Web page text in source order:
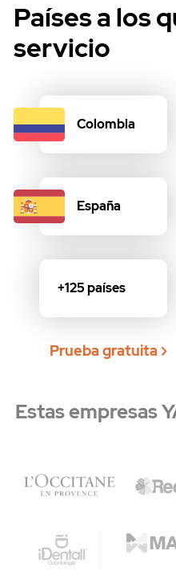
Países a los
servicio
Colombia
España
+125 países
Prueba gratuita
Estas empresas